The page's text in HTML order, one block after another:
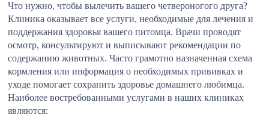
Что нужно, чтобы вылечить вашего четвероногого друга?
Клиника оказывает все услуги, необходимые для лечения и
поддержания здоровья вашего питомца. Врачи проводят
осмотр, консультируют и выписывают рекомендации по
содержанию животных. Часто грамотно назначенная схема
кормления или информация о необходимых прививках и
уходе помогает сохранить здоровье домашнего любимца.
Наиболее востребованными услугами в наших клиниках
являются: